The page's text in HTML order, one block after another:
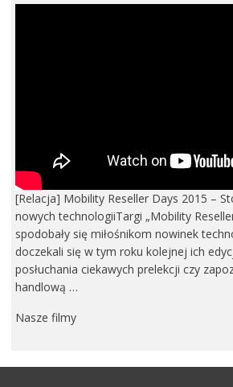
[Relacja] Mobility Reseller Days 2015 –
nowych technologiiTargi „Mobility
spodobały się miłośnikom nowinek
doczekali się w tym roku kolejnej ich
posłuchania ciekawych prelekcji czy
handlową …
Nasze filmy